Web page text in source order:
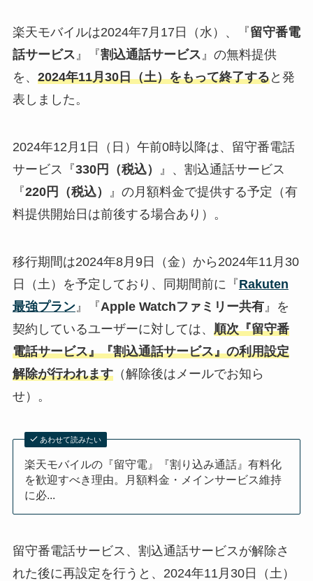
楽天モバイルは2024年7月17日（水）、『留守番電
話サービス』『割込通話サービス』の無料提供
を、 2024年11月30日（土）をもって終了すると発
表しました。
2024年12月1日（日）午前0時以降は、留守番電話
サービス『330円（税込）
』、割込通話サービス
『220円（税込）
』の月額料金で提供する予定（有
料提供開始日は前後する場合あり）。
移行期間は2024年8月9日（金）から2024年11月30
日（土）を予定しており、同期間前に『Rakuten
最強プラン』『Apple Watchファミリー共有』を
契約しているユーザーに対しては、 順次『留守番
電話サービス』『割込通話サービス』の利用設定
解除が行われます（解除後はメールでお知ら
せ）。
あわせて読みたい
楽天モバイルの『留守電』『割り込み通話』有料化
を歓迎すべき理由。月額料金・メインサービス維持
に必...
留守番電話サービス、割込通話サービスが解除さ
れた後に再設定を行うと、2024年11月30日（土）